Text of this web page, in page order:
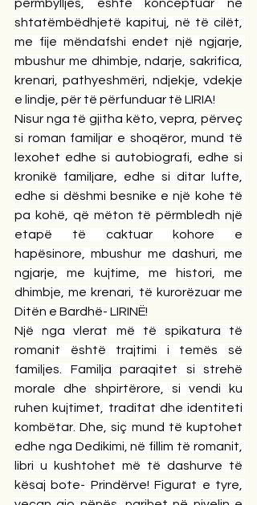
përmbylljes, është konceptuar në
shtatëmbëdhjetë kapituj, në të cilët,
me fije mëndafshi endet një ngjarje,
mbushur me dhimbje, ndarje, sakrifica,
krenari, pathyeshmëri, ndjekje, vdekje
e lindje, për të përfunduar të LIRIA!
Nisur nga të gjitha këto, vepra, përveç
si roman familjar e shoqëror, mund të
lexohet edhe si autobiografi, edhe si
kronikë familjare, edhe si ditar lufte,
edhe si dëshmi besnike e një kohe të
pa kohë, që mëton të përmbledh një
etapë të caktuar kohore e
hapësinore, mbushur me dashuri, me
ngjarje, me kujtime, me histori, me
dhimbje, me krenari, të kurorëzuar me
Ditën e Bardhë- LIRINË!
Një nga vlerat më të spikatura të
romanit është trajtimi i temës së
familjes. Familja paraqitet si strehë
morale dhe shpirtërore, si vendi ku
ruhen kujtimet, traditat dhe identiteti
kombëtar. Dhe, siç mund të kuptohet
edhe nga Dedikimi, në fillim të romanit,
libri u kushtohet më të dashurve të
kësaj bote- Prindërve! Figurat e tyre,